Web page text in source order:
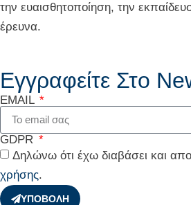
την ευαισθητοποίηση, την
έρευνα.
Εγγραφείτε Στο
EMAIL
GDPR
Δηλώνω ότι έχω διαβάσει και
χρήσης.
ΥΠΟΒΟΛΗ